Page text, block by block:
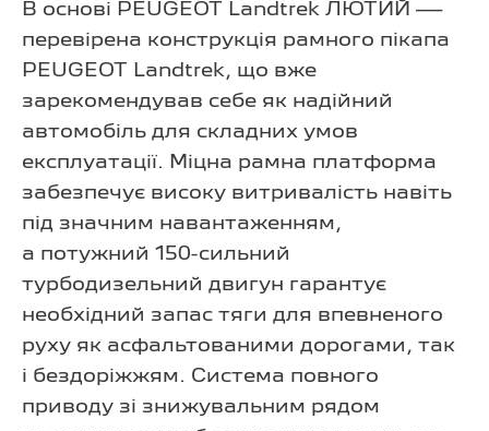
В основі PEUGEOT Landtrek ЛЮТИЙ —
перевірена конструкція рамного пікапа
PEUGEOT Landtrek, що вже
зарекомендував себе як надійний
автомобіль для складних умов
експлуатації. Міцна рамна платформа
забезпечує високу витривалість навіть
під значним навантаженням,
а потужний 150-сильний
турбодизельний двигун гарантує
необхідний запас тяги для впевненого
руху як асфальтованими дорогами, так
і бездоріжжям. Система повного
приводу зі знижувальним рядом